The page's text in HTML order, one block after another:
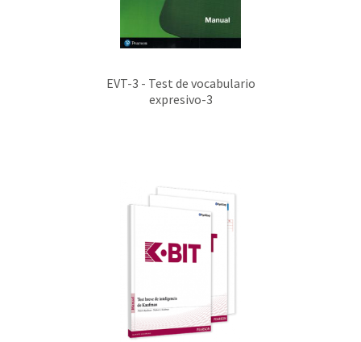
EVT-3 - Test de vocabulario
expresivo-3